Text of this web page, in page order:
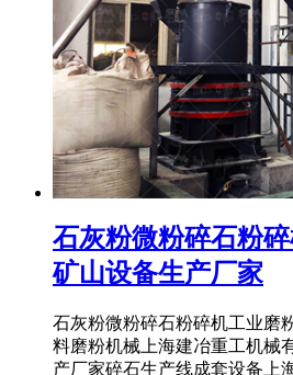
石灰粉微粉碎石粉
矿山设备生产厂家
石灰粉微粉碎石粉碎机工业磨
料磨粉机械上海建冶重工机械
产厂家碎石生产线成套设备上